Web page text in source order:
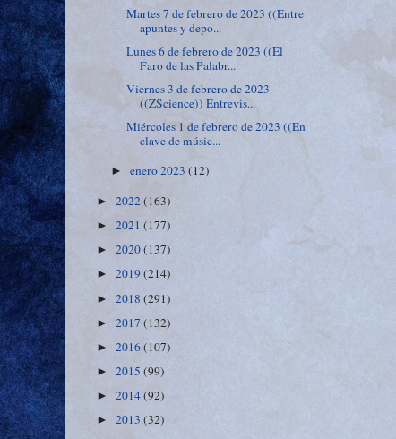
Martes 7 de febrero de 2023 ((Entre
apuntes y depo...
Lunes 6 de febrero de 2023 ((El
Faro de las Palabr...
Viernes 3 de febrero de 2023
((ZScience)) Entrevis...
Miércoles 1 de febrero de 2023 ((En
clave de músic...
►enero 2023(12)
► 2022(163)
► 2021 (177)
► 2020(137)
► 2019(214)
► 2018 (291)
► 2017 (132)
► 2016(107)
► 2015 (99)
► 2014(92)
► 2013 (32)